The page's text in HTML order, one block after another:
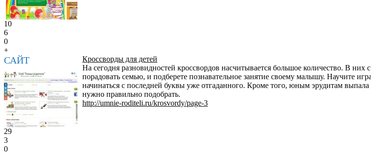
10
6
0
+
САЙТ
Кроссворды для детей
На сегодня разновидностей кроссвордов насчитывается большое количество. В
порадовать семью, и подберете познавательное занятие своему малышу. Научите
начинаться с последней буквы уже отгаданного. Кроме того, юным эрудитам
нужно правильно подобрать.
http://umnie-roditeli.ru/krosvordy/page-3
29
3
0